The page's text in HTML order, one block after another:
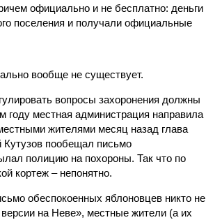
официально и не бесплатно: деньги
поселения и получали официальные
вообще не существует.
вопросы захоронения должны
местная администрация направила
жителями месяц назад глава
Кутузов пообещал письмо
полицию на похороны. Так что по
кортеж – непонятно.
обеспокоенных яблоновцев никто не
на Неве», местные жители (а их